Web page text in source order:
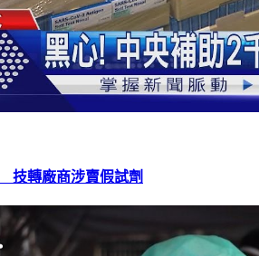
技轉廠商涉賣假試劑